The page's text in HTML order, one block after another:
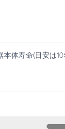
体寿命(目安は